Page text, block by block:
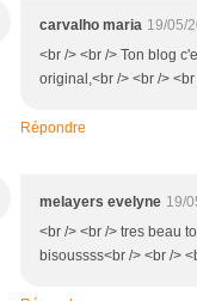
carvalho maria 19/05/
<br /> <br /> Ton blog
original,<br /> <br />
Répondre
melayers evelyne 19/
<br /> <br /> tres beau
bisoussss<br /> <br />